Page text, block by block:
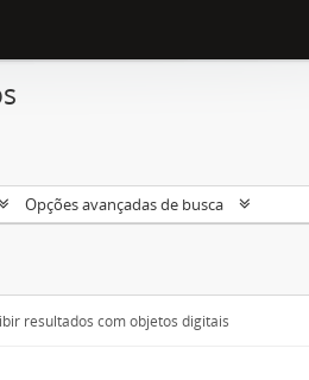
Opções avançadas de busca
resultados com objetos digitais